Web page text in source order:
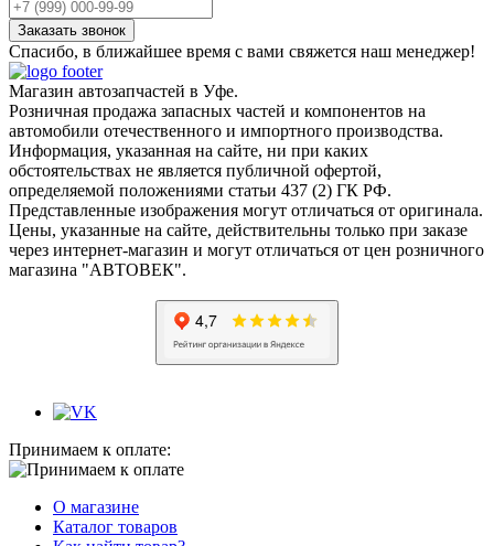
Спасибо, в ближайшее время с вами свяжется наш менеджер!
Магазин автозапчастей в Уфе.
Розничная продажа запасных частей и компонентов на
автомобили отечественного и импортного производства.
Информация, указанная на сайте, ни при каких
обстоятельствах не является публичной офертой,
определяемой положениями статьи 437 (2) ГК РФ.
Представленные изображения могут отличаться от оригинала.
Цены, указанные на сайте, действительны только при заказе
через интернет-магазин и могут отличаться от цен розничного
магазина "АВТОВЕК".
Принимаем к оплате:
О магазине
Каталог товаров